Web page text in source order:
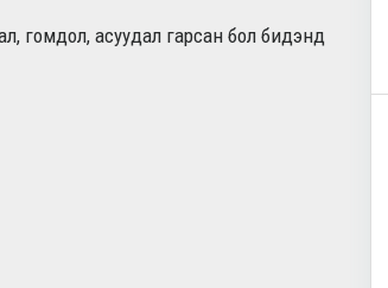
гомдол, асуудал гарсан бол бидэнд